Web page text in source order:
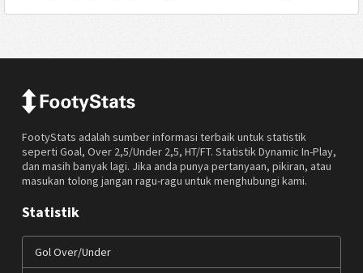
FootyStats adalah sumber informasi terbaik untuk statistik
seperti Goal, Over 2,5/Under 2,5, HT/FT. Statistik Dynamic In-Play,
dan masih banyak lagi. Jika anda punya pertanyaan, pikiran, atau
masukan tolong jangan ragu-ragu untuk menghubungi kami.
Statistik
Gol Over/Under